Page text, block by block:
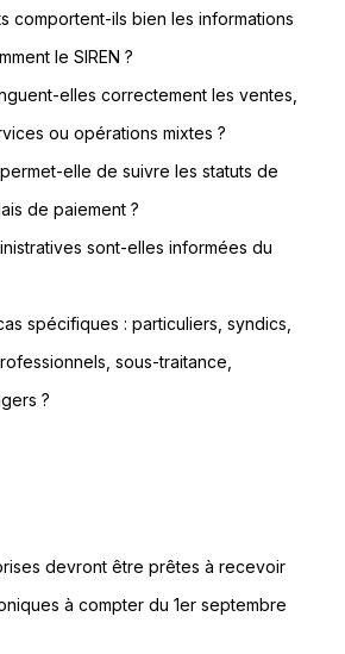
comportent-ils bien les informations
le SIREN ?
elles correctement les ventes,
ou opérations mixtes ?
elle de suivre les statuts de
de paiement ?
sont-elles informées du
spécifiques : particuliers, syndics,
sous-traitance,
?
devront être prêtes à recevoir
à compter du 1er septembre